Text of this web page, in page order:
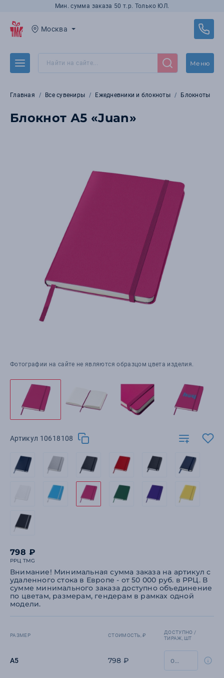
Мин. сумма заказа 50 т.р. Только ЮЛ.
Москва
Меню
Главная Все сувениры Ежедневники и блокноты Блокноты
Блокнот А5 «Juan»
Фотографии на сайте не являются образцом цвета изделия.
Артикул 10618108
798 ₽
РРЦ TMG
Внимание! Минимальная сумма заказа на артикул с
удаленного стока в Европе - от 50 000 руб. в РРЦ. В
сумме минимального заказа доступно объединение
по цветам, размерам, гендерам в рамках одной
модели.
РАЗМЕР СТОИМОСТЬ, ₽
ДОСТУПНО /
ТИРАЖ, ШТ
A5 798 ₽